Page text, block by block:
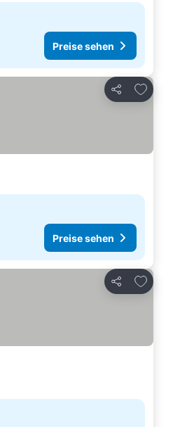
Preise sehen
Teilen
Zu
Preise sehen
Teilen
Zu